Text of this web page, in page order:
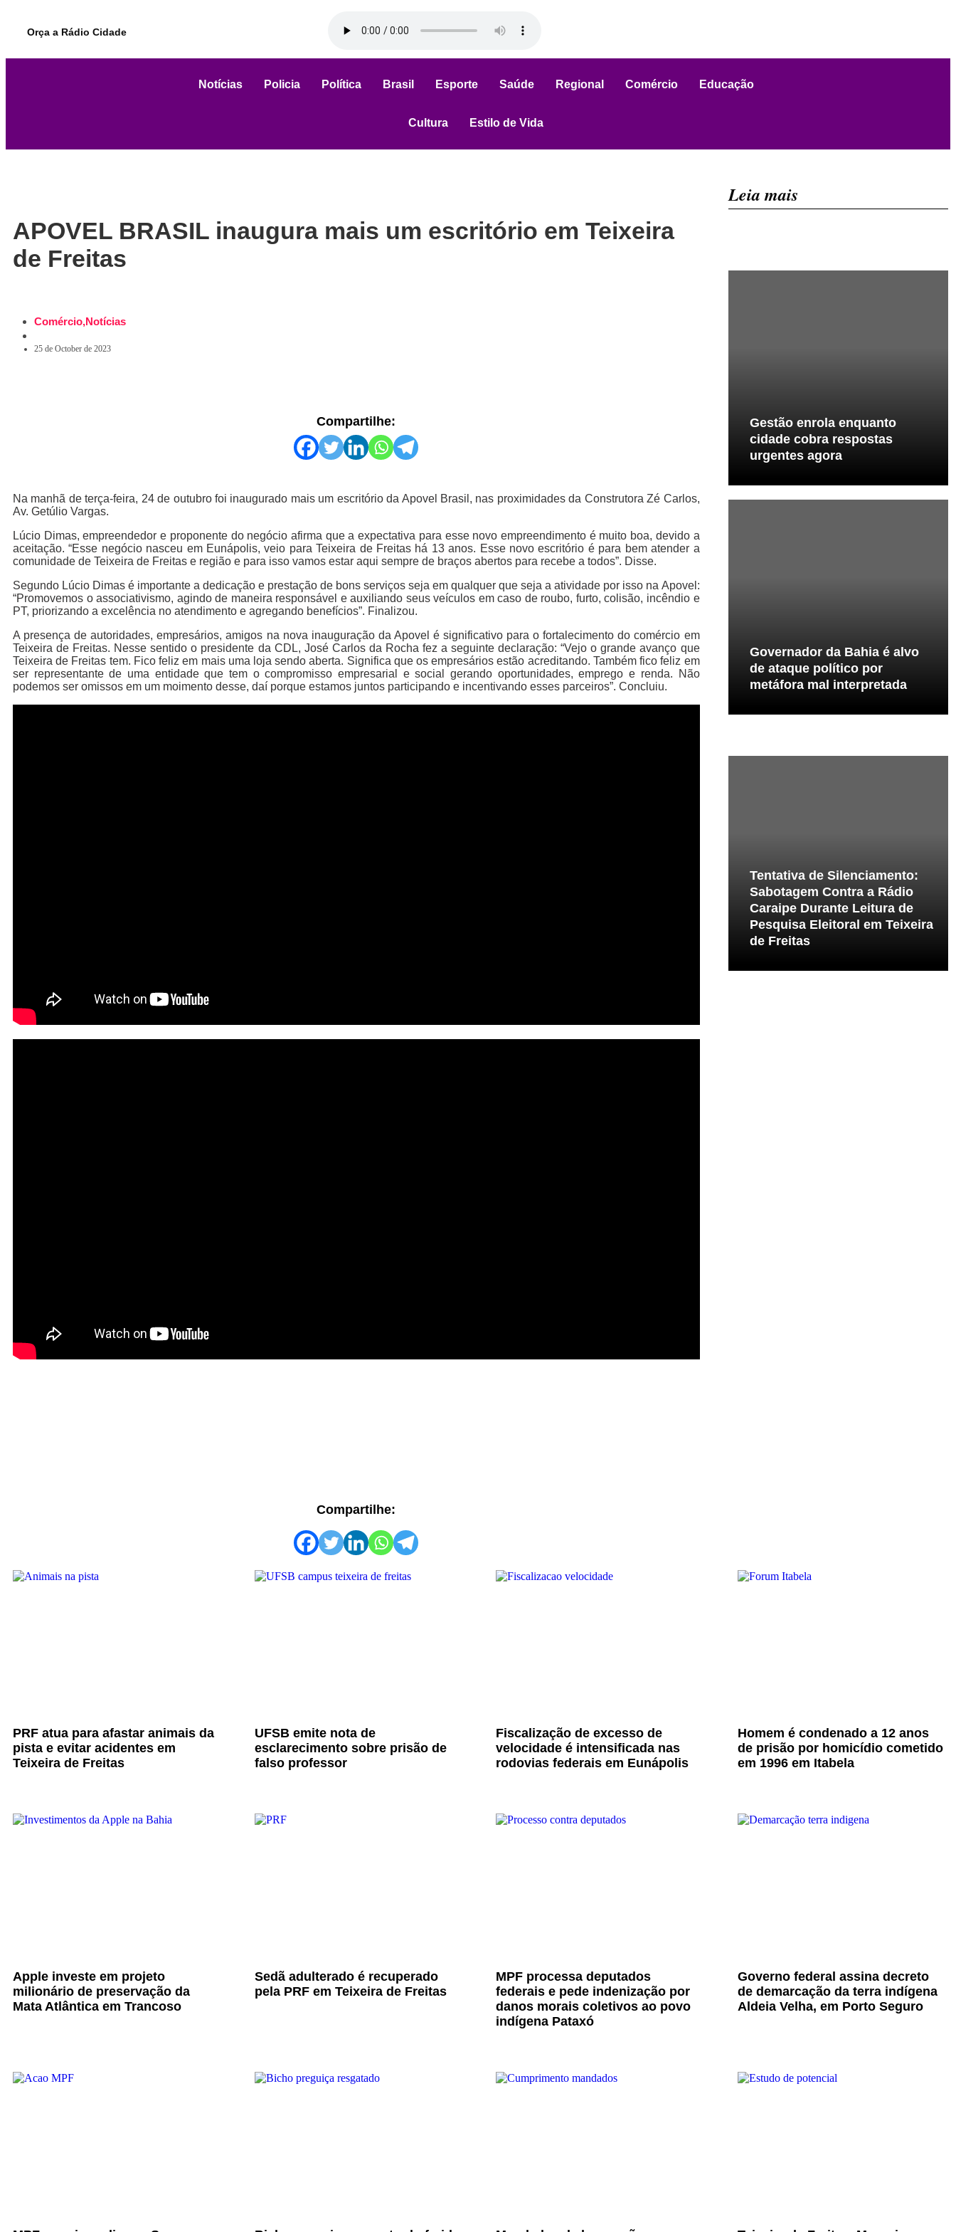
Orça a Rádio Cidade
Notícias Policia Política Brasil Esporte Saúde Regional Comércio Educação
Cultura Estilo de Vida
APOVEL BRASIL inaugura mais um escritório em Teixeira
de Freitas
Comércio,Notícias
25 de October de 2023
Compartilhe:
Na manhã de terça-feira, 24 de outubro foi inaugurado mais um escritório da Apovel Brasil, nas proximidades da Construtora Zé Carlos,
Av. Getúlio Vargas.
Lúcio Dimas, empreendedor e proponente do negócio afirma que a expectativa para esse novo empreendimento é muito boa, devido a
aceitação. “Esse negócio nasceu em Eunápolis, veio para Teixeira de Freitas há 13 anos. Esse novo escritório é para bem atender a
comunidade de Teixeira de Freitas e região e para isso vamos estar aqui sempre de braços abertos para recebe a todos”. Disse.
Segundo Lúcio Dimas é importante a dedicação e prestação de bons serviços seja em qualquer que seja a atividade por isso na Apovel:
“Promovemos o associativismo, agindo de maneira responsável e auxiliando seus veículos em caso de roubo, furto, colisão, incêndio e
PT, priorizando a excelência no atendimento e agregando benefícios”. Finalizou.
A presença de autoridades, empresários, amigos na nova inauguração da Apovel é significativo para o fortalecimento do comércio em
Teixeira de Freitas. Nesse sentido o presidente da CDL, José Carlos da Rocha fez a seguinte declaração: “Vejo o grande avanço que
Teixeira de Freitas tem. Fico feliz em mais uma loja sendo aberta. Significa que os empresários estão acreditando. Também fico feliz em
ser representante de uma entidade que tem o compromisso empresarial e social gerando oportunidades, emprego e renda. Não
podemos ser omissos em um moimento desse, daí porque estamos juntos participando e incentivando esses parceiros”. Concluiu.
Compartilhe:
Leia mais
Gestão enrola enquanto
cidade cobra respostas
urgentes agora
Governador da Bahia é alvo
de ataque político por
metáfora mal interpretada
Tentativa de Silenciamento:
Sabotagem Contra a Rádio
Caraipe Durante Leitura de
Pesquisa Eleitoral em Teixeira
de Freitas
PRF atua para afastar animais da
pista e evitar acidentes em
Teixeira de Freitas
UFSB emite nota de
esclarecimento sobre prisão de
falso professor
Fiscalização de excesso de
velocidade é intensificada nas
rodovias federais em Eunápolis
Homem é condenado a 12 anos
de prisão por homicídio cometido
em 1996 em Itabela
Apple investe em projeto
milionário de preservação da
Mata Atlântica em Trancoso
Sedã adulterado é recuperado
pela PRF em Teixeira de Freitas
MPF processa deputados
federais e pede indenização por
danos morais coletivos ao povo
indígena Pataxó
Governo federal assina decreto
de demarcação da terra indígena
Aldeia Velha, em Porto Seguro